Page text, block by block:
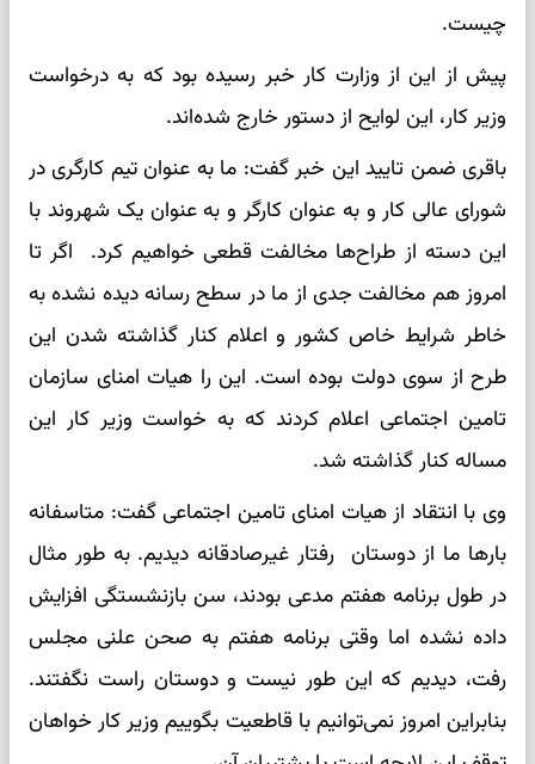
چیست.
پیش از این از وزارت کار خبر رسیده بود که به درخواست
وزیر کار، این لوایح از دستور خارج شده‌اند.
باقری ضمن تایید این خبر گفت: ما به عنوان تیم کارگری در
شورای عالی کار و به عنوان کارگر و به عنوان یک شهروند با
این دسته از طراح‌ها مخالفت قطعی خواهیم کرد. اگر تا
امروز هم مخالفت جدی از ما در سطح رسانه دیده نشده به
خاطر شرایط خاص کشور و اعلام کنار گذاشته شدن این
طرح از سوی دولت بوده است. این را هیات امنای سازمان
تامین اجتماعی اعلام کردند که به خواست وزیر کار این
مساله کنار گذاشته شد.
وی با انتقاد از هیات امنای تامین اجتماعی گفت: متاسفانه
بارها ما از دوستان رفتار غیرصادقانه دیدیم. به طور مثال
در طول برنامه هفتم مدعی بودند، سن بازنشستگی افزایش
داده نشده اما وقتی برنامه هفتم به صحن علنی مجلس
رفت، دیدیم که این طور نیست و دوستان راست نگفتند.
بنابراین امروز نمی‌توانیم با قاطعیت بگوییم وزیر کار خواهان